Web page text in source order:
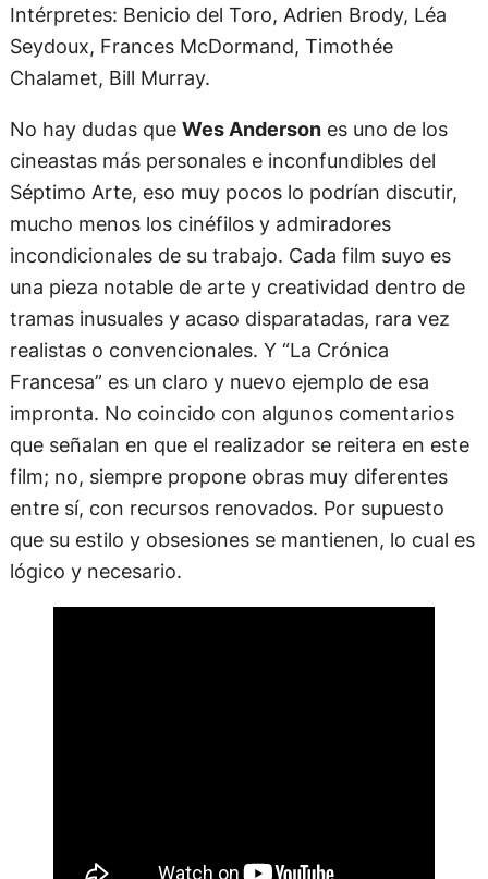
Intérpretes: Benicio del Toro, Adrien Brody, Léa
Seydoux, Frances McDormand, Timothée
Chalamet, Bill Murray.
No hay dudas que Wes Andersones uno de los
cineastas más personales e inconfundibles del
Séptimo Arte, eso muy pocos lo podrían discutir,
mucho menos los cinéfilos y admiradores
incondicionales de su trabajo. Cada film suyo es
una pieza notable de arte y creatividad dentro de
tramas inusuales y acaso disparatadas, rara vez
realistas o convencionales. Y “La Crónica
Francesa” es un claro y nuevo ejemplo de esa
impronta. No coincido con algunos comentarios
que señalan en que el realizador se reitera en este
film; no, siempre propone obras muy diferentes
entre sí, con recursos renovados. Por supuesto
que su estilo y obsesiones se mantienen, lo cual es
lógico y necesario.